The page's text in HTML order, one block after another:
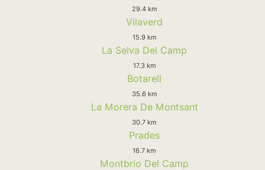
29.4 km
Vilaverd
15.9 km
La Selva Del Camp
17.3 km
Botarell
35.6 km
La Morera De Montsant
30.7 km
Prades
16.7 km
Montbrio Del Camp